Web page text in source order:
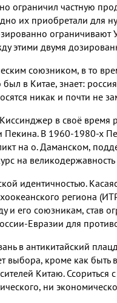
ограничил частную
их приобретали для
ограничивают
этими двумя
союзником, в то
в Китае, знает:
никак и почти не
в своё время
Пекина. В 1960-1980-х
на о. Даманском,
на
идентичностью.
региона
и его союзникам, став
Евразии для
в антикитайский
выбора, кроме как быть
Китаю.
ни